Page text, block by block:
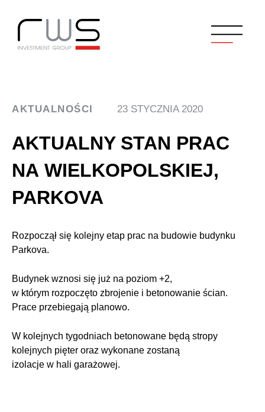
AKTUALNOŚCI 23 STYCZNIA 2020
AKTUALNY STAN PRAC
NA WIELKOPOLSKIEJ,
PARKOVA
Rozpoczął się kolejny etap prac na budowie budynku
Parkova.
Budynek wznosi się już na poziom +2,
w którym rozpoczęto zbrojenie i betonowanie ścian.
Prace przebiegają planowo.
W kolejnych tygodniach betonowane będą stropy
kolejnych pięter oraz wykonane zostaną
izolacje w hali garażowej.